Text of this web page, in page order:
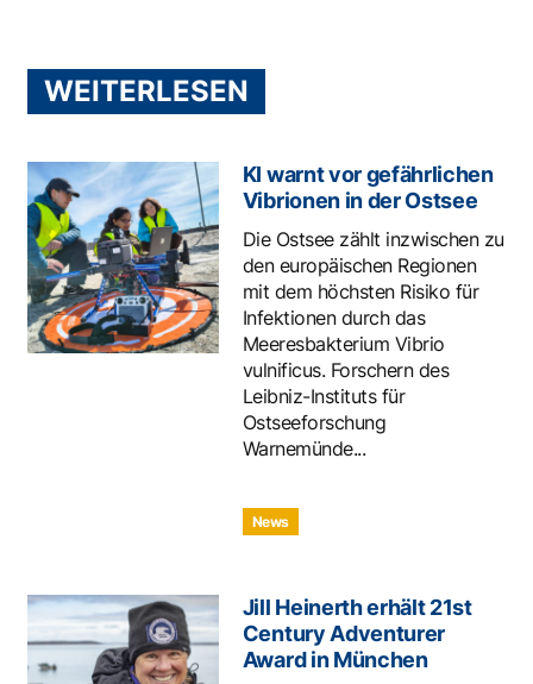
WEITERLESEN
KI warnt vor gefährlichen
Vibrionen in der Ostsee
Die Ostsee zählt inzwischen zu
den europäischen Regionen
mit dem höchsten Risiko für
Infektionen durch das
Meeresbakterium Vibrio
vulnificus. Forschern des
Leibniz-Instituts für
Ostseeforschung
Warnemünde...
News
Jill Heinerth erhält 21st
Century Adventurer
Award in München